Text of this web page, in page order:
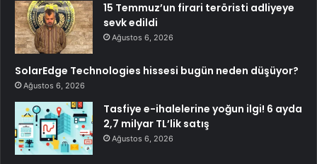
15 Temmuz’un firari teröristi adliyeye
sevk edildi
Ağustos 6, 2026
SolarEdge Technologies hissesi bugün neden düşüyor?
Ağustos 6, 2026
Tasfiye e-ihalelerine yoğun ilgi! 6 ayda
2,7 milyar TL’lik satış
Ağustos 6, 2026